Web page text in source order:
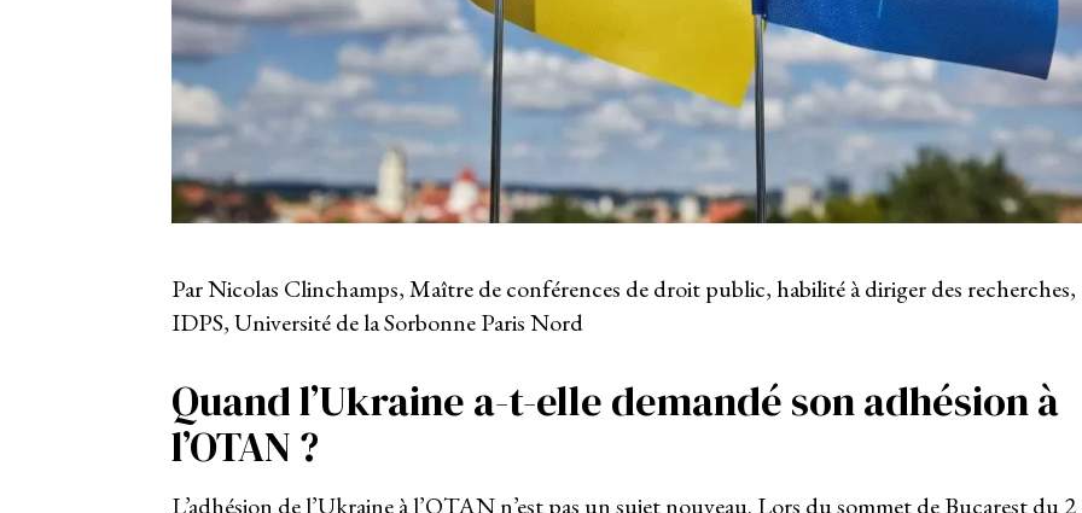
Par Nicolas Clinchamps, Maître de conférences de droit public, habilité à diriger des recherches,
IDPS, Université de la Sorbonne Paris Nord
Quand l’Ukraine a-t-elle demandé son adhésion à
l’OTAN ?
L’adhésion de l’Ukraineàl’OTANn’est pas un sujet nouveau. Lors du sommet de Bucarest du 2